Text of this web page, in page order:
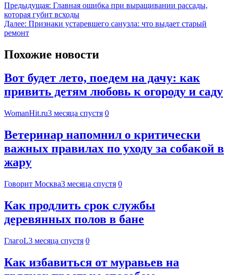
Предыдущая: Главная ошибка при выращивании рассады,
которая губит всходы
Далее: Признаки устаревшего санузла: что выдает старый
ремонт
Похожие новости
Вот будет лето, поедем на дачу: как
привить детям любовь к огороду и саду
WomanHit.ru3 месяца спустя 0
Ветеринар напомнил о критически
важных правилах по уходу за собакой в
жару
Говорит Москва3 месяца спустя 0
Как продлить срок службы
деревянных полов в бане
ГлагоL3 месяца спустя 0
Как избавиться от муравьев на